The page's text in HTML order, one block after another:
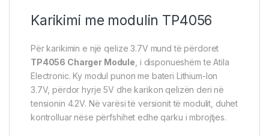
Karikimi me modulin TP4056
Për karikimin e një qelize 3.7V mund të përdoret
TP4056 Charger Module , i disponueshëm te Atila
Electronic. Ky modul punon me bateri Lithium-Ion
3.7V, përdor hyrje 5V dhe karikon qelizën deri në
tensionin 4.2V. Në varësi të versionit të modulit, duhet
kontrolluar nëse përfshihet edhe qarku i mbrojtjes.